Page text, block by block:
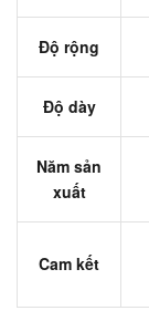
Độ rộng
Độ dày
Năm sản
xuất
Cam kết